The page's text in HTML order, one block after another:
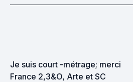
Je suis court -métrage; merci
France 2,3&O, Arte et SC